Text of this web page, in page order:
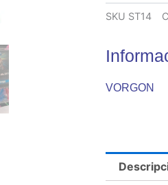
SKU ST14
VORGON